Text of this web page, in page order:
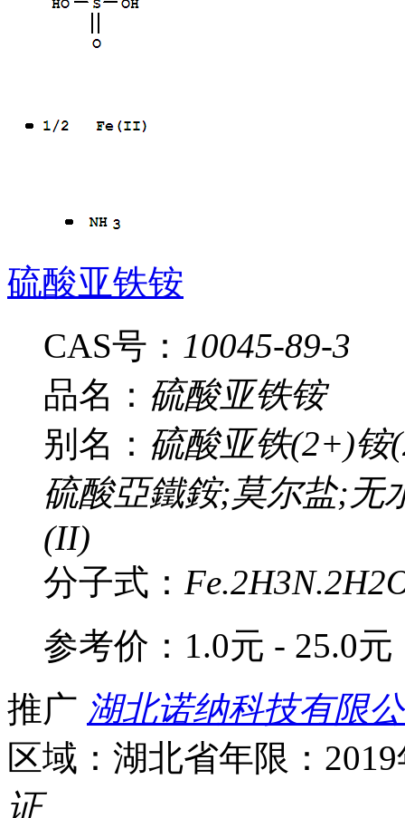
硫酸亚铁铵
CAS号： 10045-89-3
品名： 硫酸亚铁铵
别名： 硫酸亚铁(2+)
硫酸亞鐵銨;莫尔盐;无
(II)
分子式：
参考价： 1.0元 - 25.0元
推广 湖北诺纳科技有限
区域：湖北省年限：
证